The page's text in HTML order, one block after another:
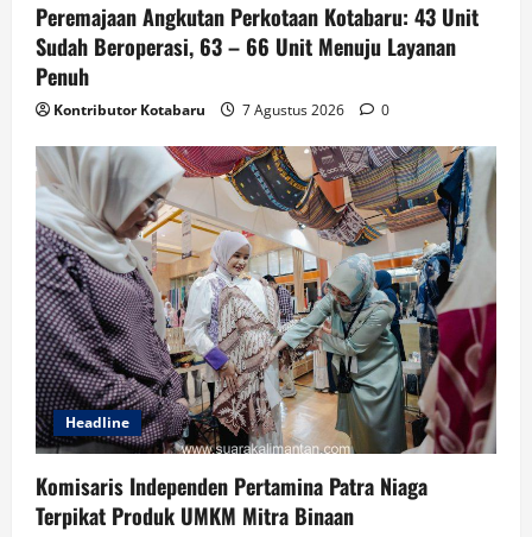
Peremajaan Angkutan Perkotaan Kotabaru: 43 Unit
Sudah Beroperasi, 63 – 66 Unit Menuju Layanan
Penuh
Kontributor Kotabaru 7 Agustus 2026 0
Headline
Komisaris Independen Pertamina Patra Niaga
Terpikat Produk UMKM Mitra Binaan